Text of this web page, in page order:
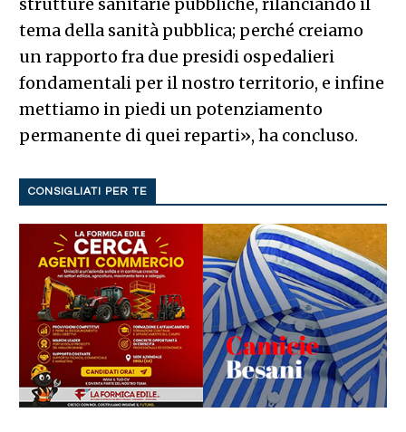
tema della sanità pubblica; perché creiamo
un rapporto fra due presidi ospedalieri
fondamentali per il nostro territorio, e infine
mettiamo in piedi un potenziamento
permanente di quei reparti», ha concluso.
CONSIGLIATI PER TE